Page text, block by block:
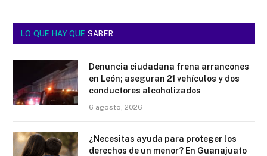
LO QUE HAY QUE SABER
Denuncia ciudadana frena arrancones
en León; aseguran 21 vehículos y dos
conductores alcoholizados
6 agosto, 2026
¿Necesitas ayuda para proteger los
derechos de un menor? En Guanajuato